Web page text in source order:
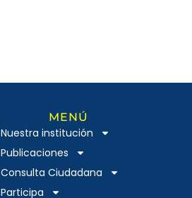
MENÚ
Nuestra institución
Publicaciones
Consulta Ciudadana
Participa